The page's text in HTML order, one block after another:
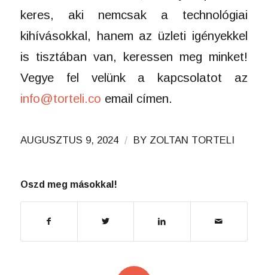
keres, aki nemcsak a technológiai
kihívásokkal, hanem az üzleti igényekkel
is tisztában van, keressen meg minket!
Vegye fel velünk a kapcsolatot az
info@torteli.co email címen.
AUGUSZTUS 9, 2024 / BY ZOLTAN TORTELI
Oszd meg másokkal!